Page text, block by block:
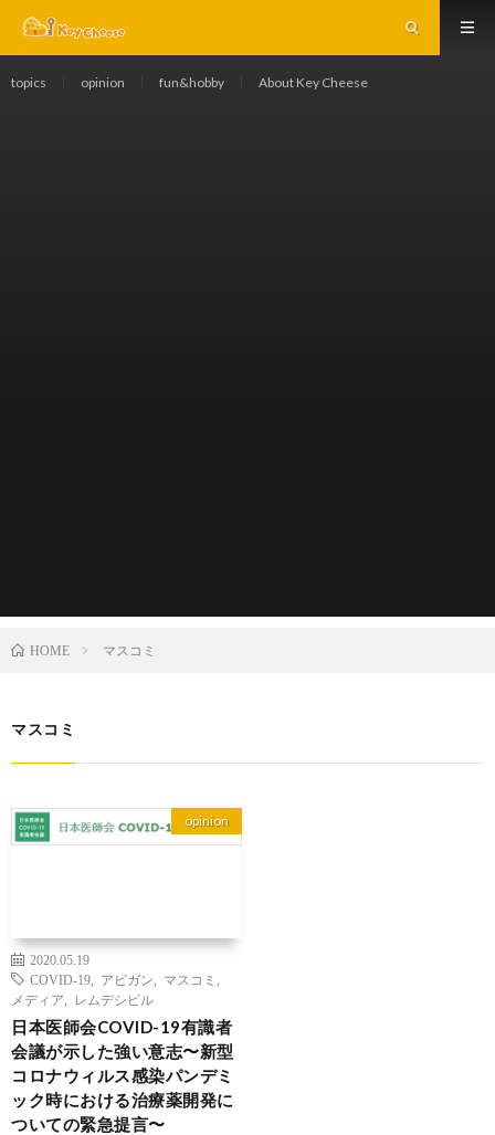
topics opinion fun&hobby About Key Cheese
HOME マスコミ
マスコミ
opinion
2020.05.19
COVID-19
アビガン マスコミ
メディア
レムデシビル
日本医師会COVID-19有識者
会議が示した強い意志〜新型
コロナウィルス感染パンデミ
ック時における治療薬開発に
ついての緊急提言〜